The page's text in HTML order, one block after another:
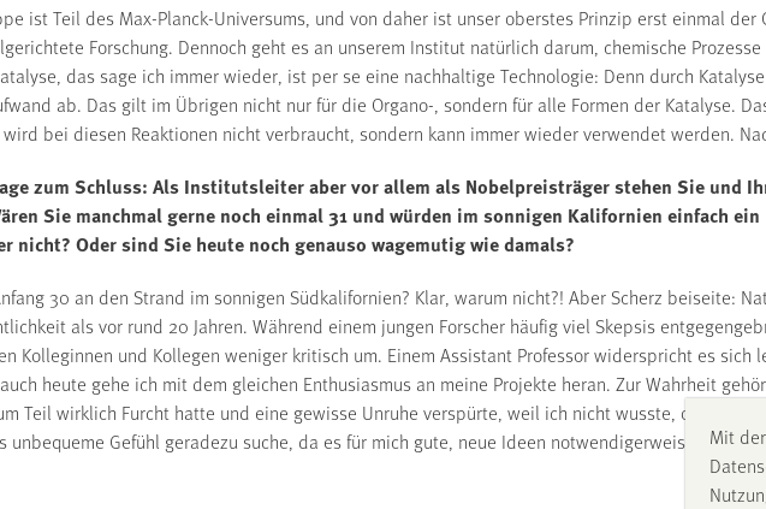
ist Teil des Max-Planck-Universums, und von daher ist unser oberstes Prinzip erst einmal der
Forschung. Dennoch geht es an unserem Institut natürlich darum, chemische
das sage ich immer wieder, ist per se eine nachhaltige Technologie: Denn durch
ab. Das gilt im Übrigen nicht nur für die Organo-, sondern für alle Formen der Katalyse.
bei diesen Reaktionen nicht verbraucht, sondern kann immer wieder verwendet werden.
zum Schluss: Als Institutsleiter aber vor allem als Nobelpreisträger stehen Sie und
Sie manchmal gerne noch einmal 31 und würden im sonnigen Kalifornien einfach
nicht? Oder sind Sie heute noch genauso wagemutig wie damals?
30 an den Strand im sonnigen Südkalifornien? Klar, warum nicht?! Aber Scherz beiseite:
als vor rund 20 Jahren. Während einem jungen Forscher häufig viel Skepsis
Kolleginnen und Kollegen weniger kritisch um. Einem Assistant Professor widerspricht es sich
heute gehe ich mit dem gleichen Enthusiasmus an meine Projekte heran. Zur Wahrheit
Teil wirklich Furcht hatte und eine gewisse Unruhe verspürte, weil ich nicht wusste, ob meine
unbequeme Gefühl geradezu suche, da es für mich gute, neue Ideen notwendigerweise Mit